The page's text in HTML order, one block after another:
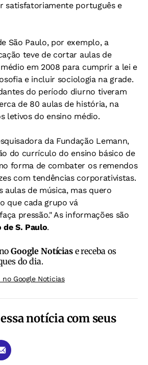
satisfatoriamente português e
São Paulo, por exemplo, a
teve de cortar aulas de
em 2008 para cumprir a lei e
e incluir sociologia na grade.
do período diurno tiveram
de 80 aulas de história, na
letivos do ensino médio.
da Fundação Lemann,
do currículo do ensino básico de
forma de combater os remendos
com tendências corporativistas.
aulas de música, mas quero
que cada grupo vá
pressão." As informações são
de S. Paulo.
Google Notíciase receba os
do dia.
no Google Noticias
notícia com seus